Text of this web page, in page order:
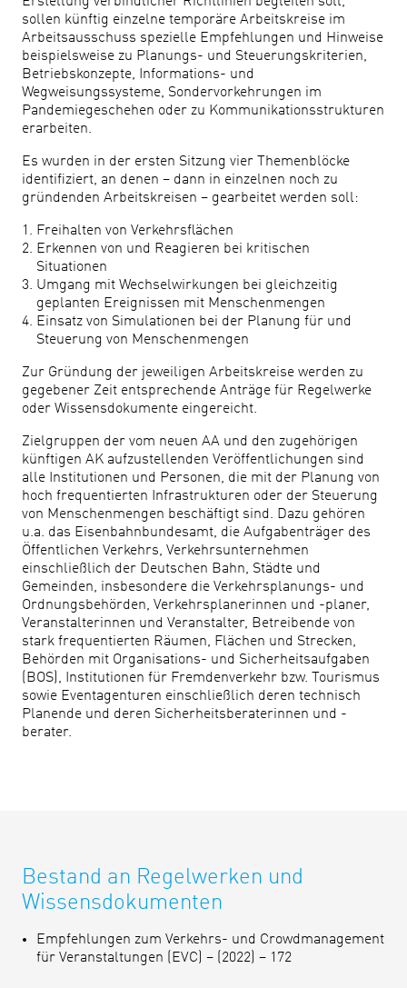
sollen künftig einzelne temporäre Arbeitskreise im
Arbeitsausschuss spezielle Empfehlungen und Hinweise
beispielsweise zu Planungs- und Steuerungskriterien,
Betriebskonzepte, Informations- und
Wegweisungssysteme, Sondervorkehrungen im
Pandemiegeschehen oder zu Kommunikationsstrukturen
erarbeiten.
Es wurden in der ersten Sitzung vier Themenblöcke
identifiziert, an denen – dann in einzelnen noch zu
gründenden Arbeitskreisen – gearbeitet werden soll:
Freihalten von Verkehrsflächen
Erkennen von und Reagieren bei kritischen
Situationen
Umgang mit Wechselwirkungen bei gleichzeitig
geplanten Ereignissen mit Menschenmengen
Einsatz von Simulationen bei der Planung für und
Steuerung von Menschenmengen
Zur Gründung der jeweiligen Arbeitskreise werden zu
gegebener Zeit entsprechende Anträge für Regelwerke
oder Wissensdokumente eingereicht.
Zielgruppen der vom neuen AA und den zugehörigen
künftigen AK aufzustellenden Veröffentlichungen sind
alle Institutionen und Personen, die mit der Planung von
hoch frequentierten Infrastrukturen oder der Steuerung
von Menschenmengen beschäftigt sind. Dazu gehören
u.a. das Eisenbahnbundesamt, die Aufgabenträger des
Öffentlichen Verkehrs, Verkehrsunternehmen
einschließlich der Deutschen Bahn, Städte und
Gemeinden, insbesondere die Verkehrsplanungs- und
Ordnungsbehörden, Verkehrsplanerinnen und -planer,
Veranstalterinnen und Veranstalter, Betreibende von
stark frequentierten Räumen, Flächen und Strecken,
Behörden mit Organisations- und Sicherheitsaufgaben
(BOS), Institutionen für Fremdenverkehr bzw. Tourismus
sowie Eventagenturen einschließlich deren technisch
Planende und deren Sicherheitsberaterinnen und -
berater.
Bestand an Regelwerken und
Wissensdokumenten
Empfehlungen zum Verkehrs- und Crowdmanagement
für Veranstaltungen (EVC) – (2022) – 172